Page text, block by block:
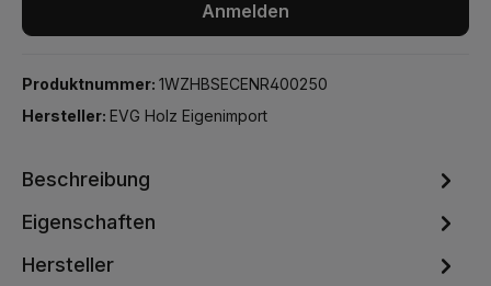
Anmelden
Produktnummer: 1WZHBSECENR400250
Hersteller: EVG Holz Eigenimport
Beschreibung
Eigenschaften
Hersteller